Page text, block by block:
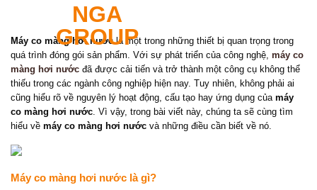
Máy co màng hơi nướclà một trong những thiết bị quan trọng trong
quá trình đóng gói sản phẩm. Với sự phát triển của công nghệ, máy co
màng hơi nước đã được cải tiến và trở thành một công cụ không thể
thiếu trong các ngành công nghiệp hiện nay. Tuy nhiên, không phải ai
cũng hiểu rõ về nguyên lý hoạt động, cấu tạo hay ứng dụng của máy
co màng hơi nước . Vì vậy, trong bài viết này, chúng ta sẽ cùng tìm
hiểu về máy co màng hơi nước và những điều cần biết về nó.
Máy co màng hơi nước là gì?